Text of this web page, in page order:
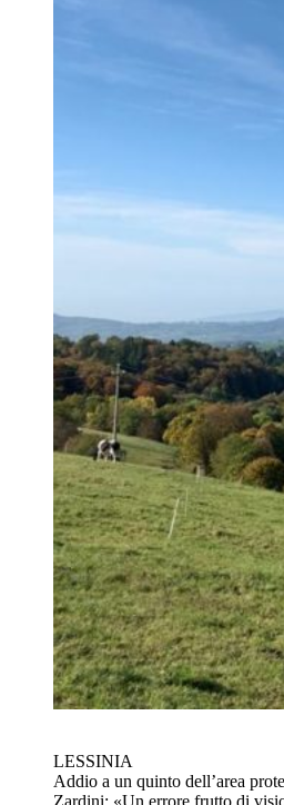
LESSINIA
Addio a un quinto dell’area